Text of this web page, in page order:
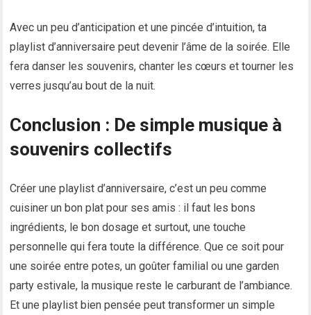
Avec un peu d’anticipation et une pincée d’intuition, ta
playlist d’anniversaire peut devenir l’âme de la soirée. Elle
fera danser les souvenirs, chanter les cœurs et tourner les
verres jusqu’au bout de la nuit.
Conclusion : De simple musique à
souvenirs collectifs
Créer une playlist d’anniversaire, c’est un peu comme
cuisiner un bon plat pour ses amis : il faut les bons
ingrédients, le bon dosage et surtout, une touche
personnelle qui fera toute la différence. Que ce soit pour
une soirée entre potes, un goûter familial ou une garden
party estivale, la musique reste le carburant de l’ambiance.
Et une playlist bien pensée peut transformer un simple